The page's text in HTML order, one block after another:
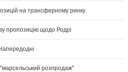
на трансферному ринку
пропозицію щодо Родрі
розпродаж"